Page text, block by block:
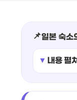
📌일본 숙소
내용 펼